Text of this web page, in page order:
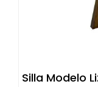
Silla Modelo